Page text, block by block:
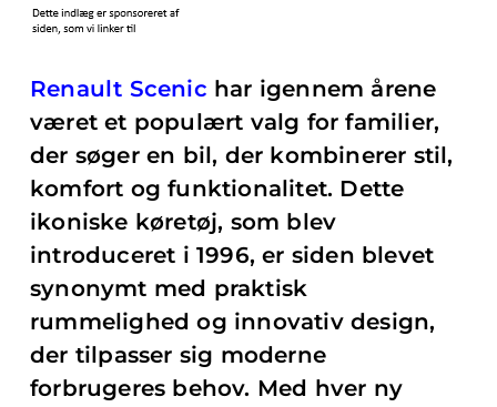
Renault Scenic har igennem årene
været et populært valg for familier,
der søger en bil, der kombinerer stil,
komfort og funktionalitet. Dette
ikoniske køretøj, som blev
introduceret i 1996, er siden blevet
synonymt med praktisk
rummelighed og innovativ design,
der tilpasser sig moderne
forbrugeres behov. Med hver ny